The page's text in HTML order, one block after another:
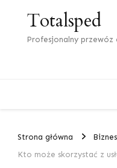
Totalsped
Profesjonalny
Strona główna
Biznes
Kto może skorzystać z